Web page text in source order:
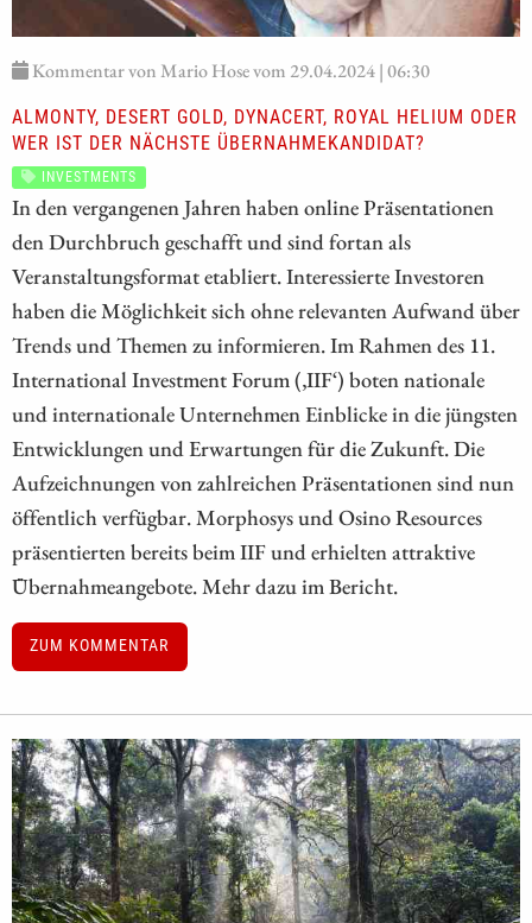
Kommentar von Mario Hose vom 29.04.2024 | 06:30
ALMONTY, DESERT GOLD, DYNACERT, ROYAL HELIUM ODER
WER IST DER NÄCHSTE ÜBERNAHMEKANDIDAT?
INVESTMENTS
In den vergangenen Jahren haben online Präsentationen
den Durchbruch geschafft und sind fortan als
Veranstaltungsformat etabliert. Interessierte Investoren
haben die Möglichkeit sich ohne relevanten Aufwand über
Trends und Themen zu informieren. Im Rahmen des 11.
International Investment Forum (‚IIF‘) boten nationale
und internationale Unternehmen Einblicke in die jüngsten
Entwicklungen und Erwartungen für die Zukunft. Die
Aufzeichnungen von zahlreichen Präsentationen sind nun
öffentlich verfügbar. Morphosys und Osino Resources
präsentierten bereits beim IIF und erhielten attraktive
Übernahmeangebote. Mehr dazu im Bericht.
ZUM KOMMENTAR